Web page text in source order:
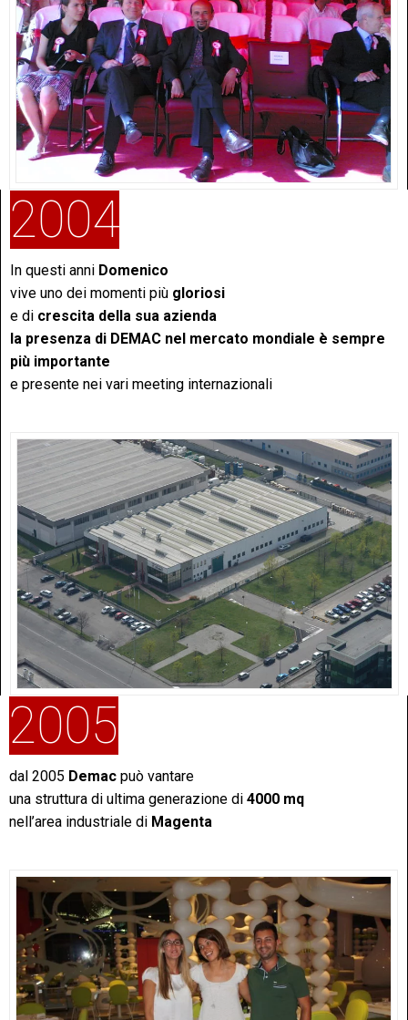
2004
In questi anni Domenico
vive uno dei momenti più gloriosi
e di crescita della sua azienda
la presenza di DEMAC nel mercato mondiale è sempre
più importante
e presente nei vari meeting internazionali
2005
dal 2005 Demac può vantare
una struttura di ultima generazione di 4000 mq
nell’area industriale di Magenta